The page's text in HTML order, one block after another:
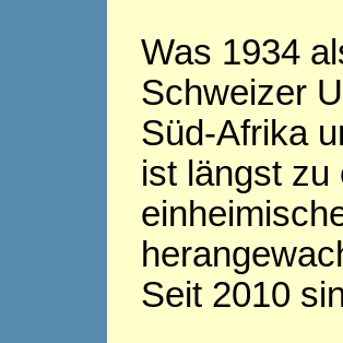
Was 1934
Schweizer
Süd-Afrika
ist längst zu
Seit 2010